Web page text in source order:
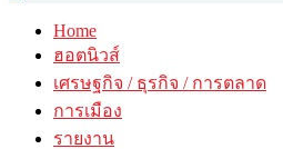
Home
ฮอตนิวส์
เศรษฐกิจ / ธุรกิจ / การตลาด
การเมือง
รายงาน